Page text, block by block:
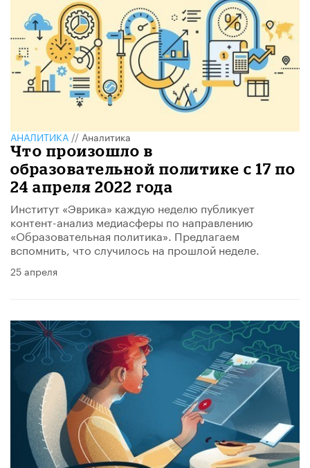
АНАЛИТИКА//Аналитика
Что произошло в
образовательной политике с 17 по
24 апреля 2022 года
Институт «Эврика» каждую неделю публикует
контент-анализ медиасферы по направлению
«Образовательная политика». Предлагаем
вспомнить, что случилось на прошлой неделе.
25 апреля